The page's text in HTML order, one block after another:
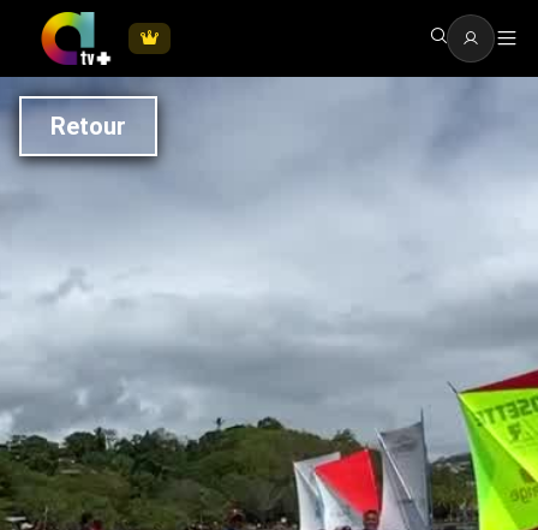
Retour